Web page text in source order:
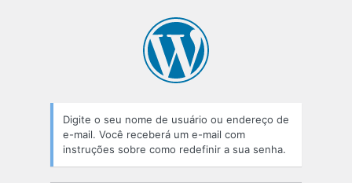
Digite o seu nome de usuário ou endereço de
e-mail. Você receberá um e-mail com
instruções sobre como redefinir a sua senha.